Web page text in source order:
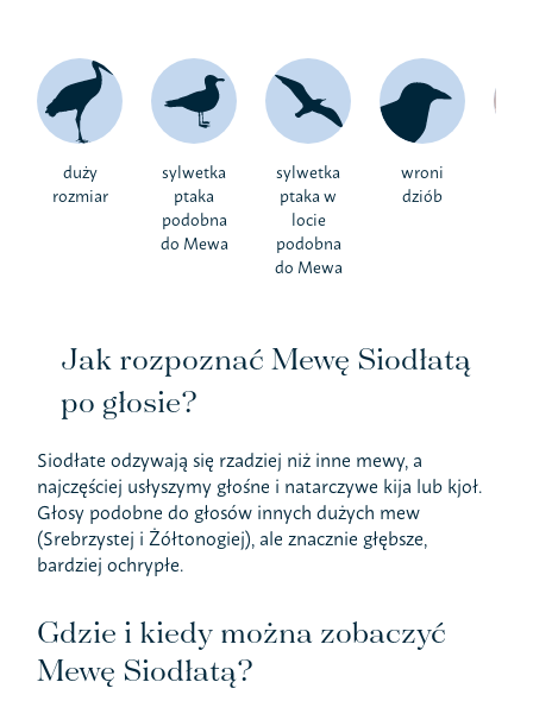
duży
rozmiar
sylwetka
ptaka
podobna
do Mewa
sylwetka
ptaka w
locie
podobna
do Mewa
wroni
dziób
Jak rozpoznać Mewę Siodłatą
po głosie?
Siodłate odzywają się rzadziej niż inne mewy, a
najczęściej usłyszymy głośne i natarczywe kija lub kjoł.
Głosy podobne do głosów innych dużych mew
(Srebrzystej i Żółtonogiej), ale znacznie głębsze,
bardziej ochrypłe.
Gdzie i kiedy można zobaczyć
Mewę Siodłatą?